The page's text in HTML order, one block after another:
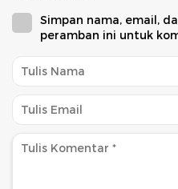
Simpan nama, email,
peramban ini untuk